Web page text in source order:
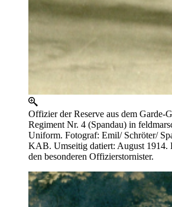
Offizier der Reserve aus dem Garde-
Regiment Nr. 4 (Spandau) in
Uniform. Fotograf: Emil/ Schröter/
KAB. Umseitig datiert: August 1914.
den besonderen Offizierstornister.